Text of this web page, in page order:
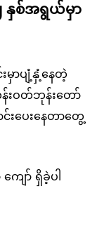
နှစ်အရွယ်မှာ
မှာပျံ့နှံ့နေတဲ့
းဝတ်ဘုန်းတော်
ပေးနေတာတွေ့
ော် ရှိခဲ့ပါ